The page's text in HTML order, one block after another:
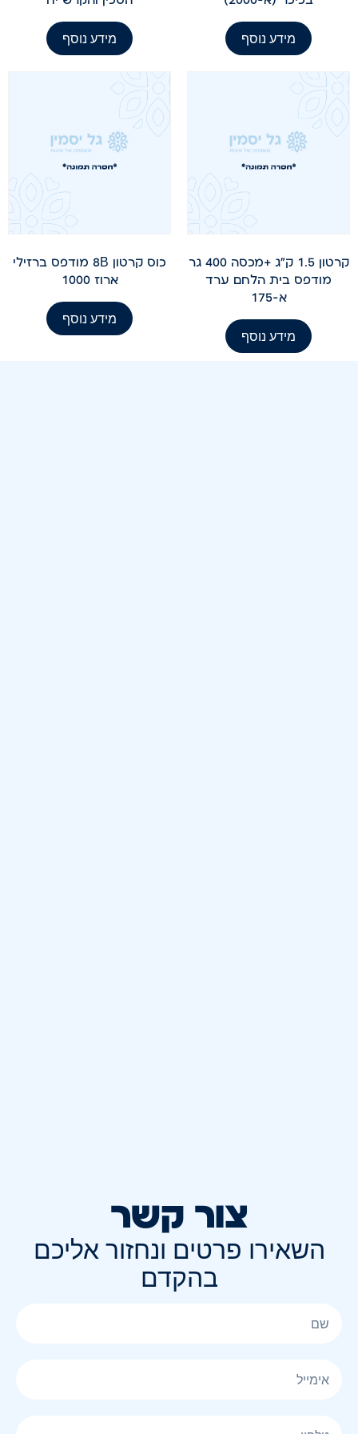
מידע נוסף מידע נוסף
קרטון 1.5 ק"ג +מכסה 400 גר
מודפס בית הלחם ערד
א-175
מידע נוסף
כוס קרטון 8B מודפס ברזילי
ארוז 1000
מידע נוסף
צור קשר
השאירו פרטים ונחזור אליכם
בהקדם